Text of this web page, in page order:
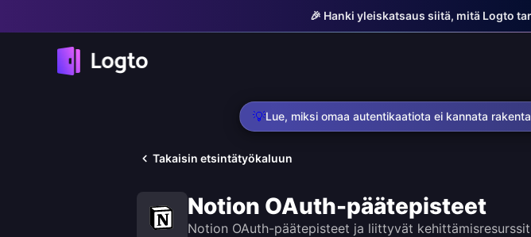
🎉 Hanki yleiskatsaus siitä, mitä Logto
💡Lue, miksi omaa autentikaatiota ei kannata
Takaisin etsintätyökaluun
Notion OAuth-päätepisteet
Notion OAuth-päätepisteet ja liittyvät kehittämisresurssit